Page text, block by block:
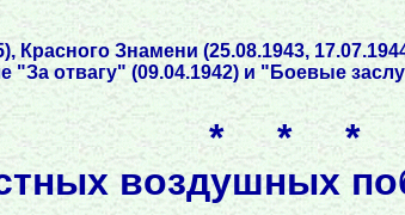
Красного Знамени (25.08.1943,
"За отвагу" (09.04.1942) и "Боевые
* * *
воздушных